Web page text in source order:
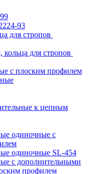
93
для стропов
для стропов
с плоским профилем
к цепным
одиночные c
одиночные SL-454
с дополнительными
профилем